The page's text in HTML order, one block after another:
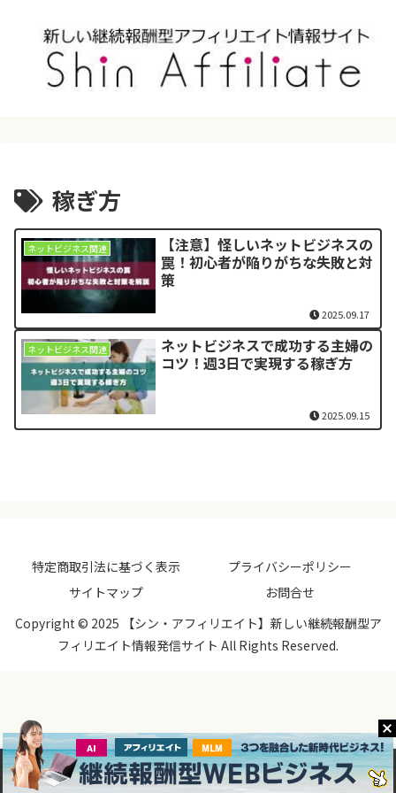
稼ぎ方
ネットビジネス関連
【注意】怪しいネットビジネスの
罠！初心者が陥りがちな失敗と対
策
2025.09.17
ネットビジネス関連
ネットビジネスで成功する主婦の
コツ！週3日で実現する稼ぎ方
2025.09.15
特定商取引法に基づく表示
プライバシーポリシー
サイトマップ
お問合せ
Copyright © 2025 【シン・アフィリエイト】新しい継続報酬型ア
フィリエイト情報発信サイト All Rights Reserved.
メニュー ホーム 検索 トップ サイドバー